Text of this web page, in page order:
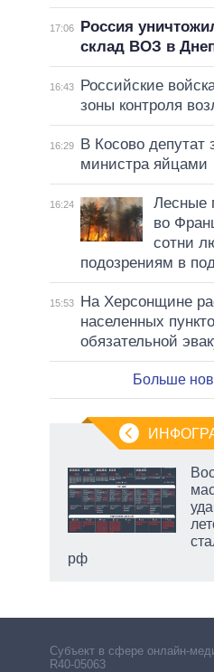
17:06
Россия
склад ВОЗ в
16:43
Российские
зоны контроля
16:29
В Косово депутат
министра яйцами
16:24
Лесные
во
сотни
подозрениям в
15:53
На Херсонщине
населенных
обязательной
Больше
рф
Субъект в сфере онлайн-
R40-05063